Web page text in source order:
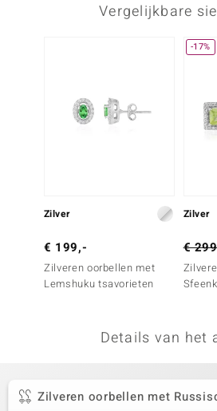
Collection
Vergelijkbare
Zilver
€ 199,-
Zilveren oorbellen met
Lemshuku tsavorieten
-17%
Zilver
€
Details van het
Zilveren oorbellen met